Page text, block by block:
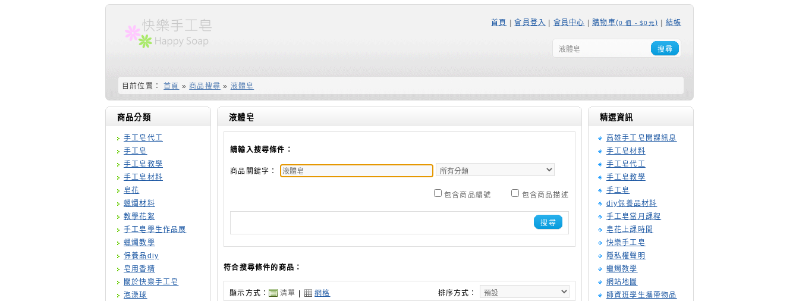
首頁 會員登入 會員中心 購物車(0 個 - $0元) 結帳
搜尋
目前位置： 首頁 » 商品搜尋 » 液體皂
商品分類
手工皂代工
手工皂
手工皂教學
手工皂材料
皂花
蠟燭材料
教學花絮
手工皂學生作品展
蠟燭教學
保養品diy
皂用香精
關於快樂手工皂
泡澡球
精選資訊
高雄手工皂開課訊息
手工皂材料
手工皂代工
手工皂教學
手工皂
diy保養品材料
手工皂當月課程
皂花上課時間
快樂手工皂
隱私權聲明
蠟燭教學
網站地圖
師資班學生攜帶物品
液體皂
請輸入搜尋條件：
商品關鍵字：
包含商品編號 包含商品描述
搜尋
符合搜尋條件的商品：
顯示方式： 清單 | 網格 排序方式：